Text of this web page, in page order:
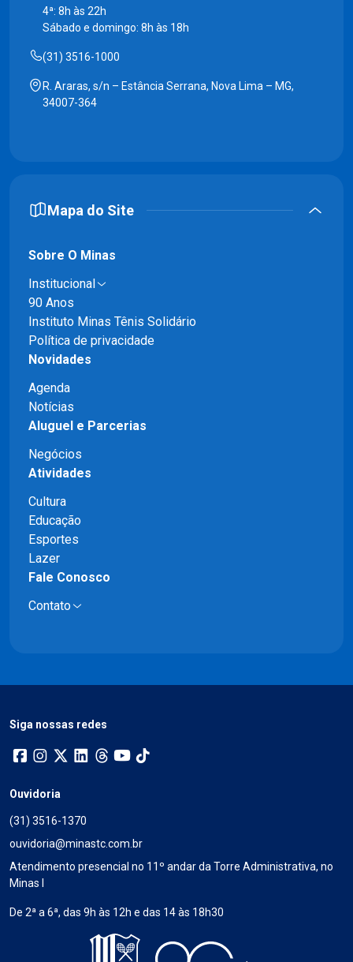
4ª: 8h às 22h
Sábado e domingo: 8h às 18h
(31) 3516-1000
R. Araras, s/n – Estância Serrana, Nova Lima – MG,
34007-364
Mapa do Site
Sobre O Minas
Institucional
90 Anos
Instituto Minas Tênis Solidário
Política de privacidade
Novidades
Agenda
Notícias
Aluguel e Parcerias
Negócios
Atividades
Cultura
Educação
Esportes
Lazer
Fale Conosco
Contato
Siga nossas redes
Ouvidoria
(31) 3516-1370
ouvidoria@minastc.com.br
Atendimento presencial no 11º andar da Torre Administrativa, no
Minas I
De 2ª a 6ª, das 9h às 12h e das 14 às 18h30